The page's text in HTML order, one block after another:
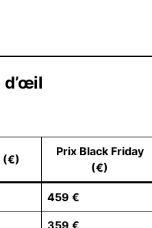
(€)
Prix Black Friday
(€)
459 €
359 €